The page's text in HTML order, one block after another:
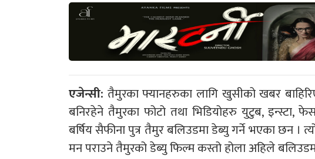
एजेन्सी: तैमुरका फ्यानहरुका लागि खुसीको खबर
बनिरहेने तैमुरका फोटो तथा भिडियोहरु युटुब,
बर्षिय सैफीना पुत्र तैमुर बलिउडमा डेब्यु गर्ने भएका छन ।
मन पराउने तैमुरको डेब्यु फिल्म कस्तो होला अहिले